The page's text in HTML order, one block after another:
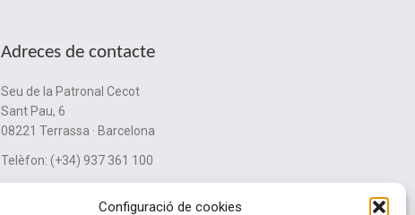
Configuració de cookies
Adreces de contacte
Seu de la Patronal Cecot
Sant Pau, 6
08221 Terrassa · Barcelona
Telèfon: (+34) 937 361 100